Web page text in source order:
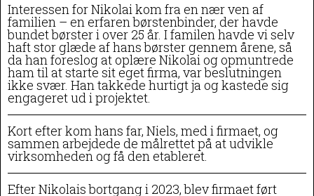
Interessen for Nikolai kom fra en nær ven af
familien – en erfaren børstenbinder, der havde
bundet børster i over 25 år. I familen havde vi selv
haft stor glæde af hans børster gennem årene, så
da han foreslog at oplære Nikolai og opmuntrede
ham til at starte sit eget firma, var beslutningen
ikke svær. Han takkede hurtigt ja og kastede sig
engageret ud i projektet.
Kort efter kom hans far, Niels, med i firmaet, og
sammen arbejdede de målrettet på at udvikle
virksomheden og få den etableret.
Efter Nikolais bortgang i 2023, blev firmaet ført